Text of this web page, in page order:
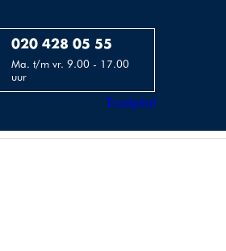
020 428 05 55
Ma. t/m vr. 9.00 - 17.00
uur
Trustpilot